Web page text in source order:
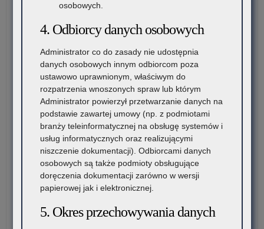
osobowych.
4. Odbiorcy danych osobowych
Administrator co do zasady nie udostępnia
danych osobowych innym odbiorcom poza
ustawowo uprawnionym, właściwym do
rozpatrzenia wnoszonych spraw lub którym
Administrator powierzył przetwarzanie danych na
podstawie zawartej umowy (np. z podmiotami
branży teleinformatycznej na obsługę systemów i
usług informatycznych oraz realizującymi
niszczenie dokumentacji). Odbiorcami danych
osobowych są także podmioty obsługujące
doręczenia dokumentacji zarówno w wersji
papierowej jak i elektronicznej.
5. Okres przechowywania danych